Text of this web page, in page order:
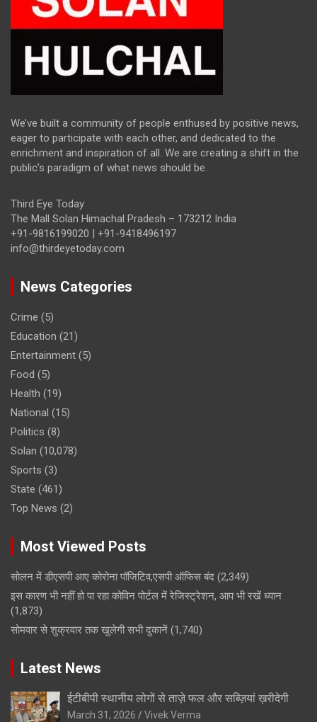
We’ve built a community of people enthused by positive news,
eager to participate with each other, and dedicated to the
enrichment and inspiration of all. We are creating a shift in the
public’s paradigm of what news should be.
Third Eye Today
The Mall Solan Himachal Pradesh – 173212 India
+91-9816199020 | +91-9418496197
info@thirdeyetoday.com
News Categories
Crime (5)
Education (21)
Entertainment (5)
Food (5)
Health (19)
National (15)
Politics (8)
Solan (10,078)
Sports (3)
State (461)
Top News (2)
Most Viewed Posts
सोलन में डीएसपी आए कोरोना पॉजिटिव,एसपी ऑफिस बंद (2,349)
इस कारण भी नहीं हो पा रहा कोविन पोर्टल में रेजिस्ट्रेशन, आप भी रखें ध्यान
(1,873)
सोमवार से शुक्रवार तक खुलेगी सभी दुकानें (1,740)
Latest News
ईटीबीपी स्थानीय लोगों से ताज़े फल और सब्ज़ियां ख़रीदेगी
March 31, 2026 Vivek Verma